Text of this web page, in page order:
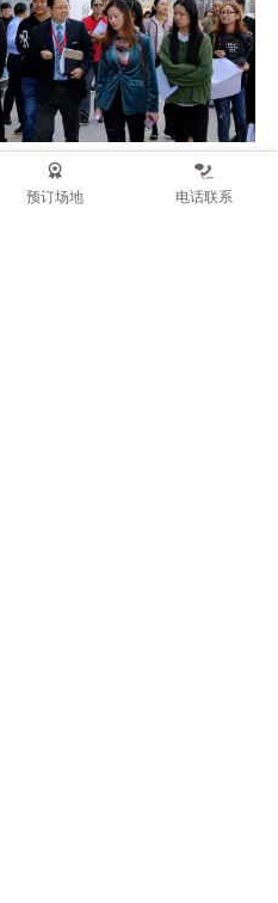
们参观中亚园区
预订场地 电话联系